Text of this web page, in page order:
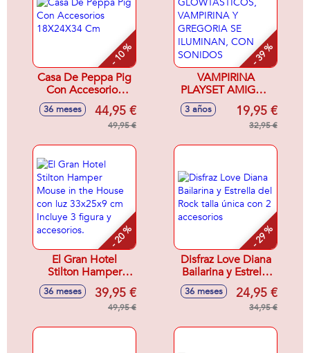
- 10 %
Casa De Peppa Pig
Con Accesorios
18X24X34 Cm
36 meses 44,95 €
49,95 €
- 39 %
VAMPIRINA
PLAYSET AMIGOS
GLOWTASTICOS,
VAMPIRINA Y
GREGORIA SE
3 años 19,95 €
32,95 €
- 20 %
El Gran Hotel
Stilton Hamper
Mouse in the
House con luz
33x25x9 cm
36 meses 39,95 €
49,95 €
- 29 %
Disfraz Love Diana
Bailarina y Estrella
del Rock talla única
con 2 accesorios
36 meses 24,95 €
34,95 €